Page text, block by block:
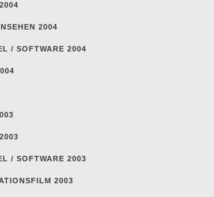
2004
/ SOFTWARE 2004
/ SOFTWARE 2003
2003